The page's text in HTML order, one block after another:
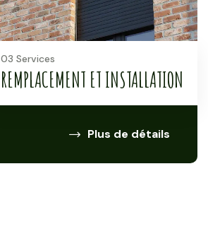
Plus de détails
03 Services
REMPLACEMENT ET INSTALLATION